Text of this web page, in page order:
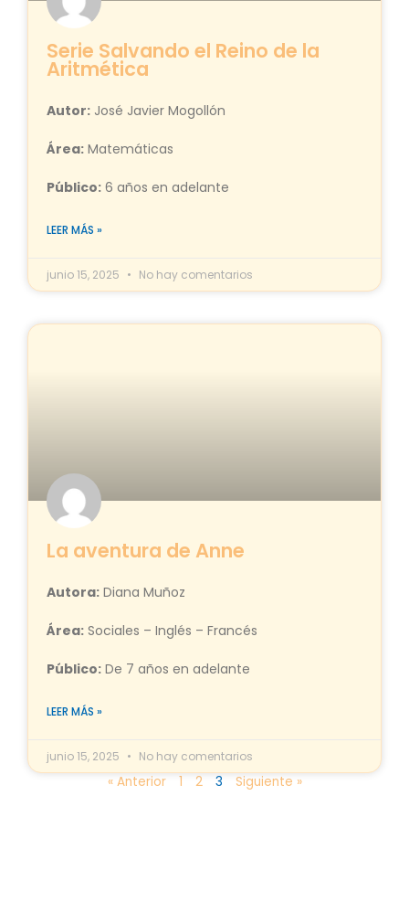
Serie Salvando el Reino de la
Aritmética
Autor: José Javier Mogollón
Área: Matemáticas
Público: 6 años en adelante
LEER MÁS »
junio 15, 2025 No hay comentarios
La aventura de Anne
Autora: Diana Muñoz
Área: Sociales – Inglés – Francés
Público: De 7 años en adelante
LEER MÁS »
junio 15, 2025 No hay comentarios
« Anterior 1 2 3 Siguiente »